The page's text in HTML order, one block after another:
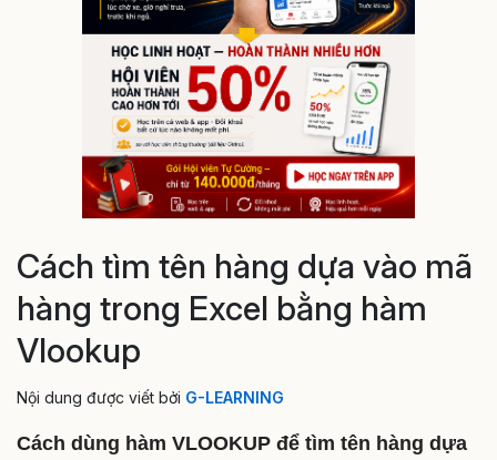
Cách tìm tên hàng dựa vào mã
hàng trong Excel bằng hàm
Vlookup
Nội dung được viết bởi G-LEARNING
Cách dùng hàm VLOOKUP để tìm tên hàng dựa